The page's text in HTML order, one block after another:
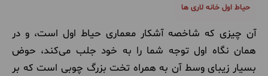
حیاط اول خانه لاری ها
آن چیزی که شاخصه آشکار معماری حیاط اول است، و در
همان نگاه اول توجه شما را به خود جلب می‌کند، حوض
بسیار زیبای وسط آن به همراه تخت بزرگ چوبی است که بر